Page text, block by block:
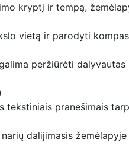
kryptį ir tempą,
vietą ir parodyti
peržiūrėti dalyvautas
tekstiniais pranešimais tarp
dalijimasis žemėlapyje